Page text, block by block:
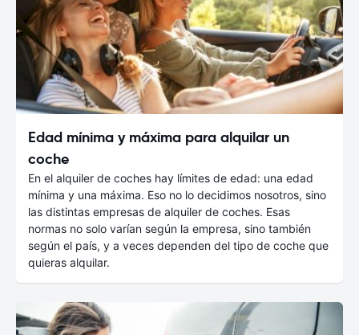
Edad mínima y máxima para alquilar un
coche
En el alquiler de coches hay límites de edad: una edad
mínima y una máxima. Eso no lo decidimos nosotros, sino
las distintas empresas de alquiler de coches. Esas
normas no solo varían según la empresa, sino también
según el país, y a veces dependen del tipo de coche que
quieras alquilar.